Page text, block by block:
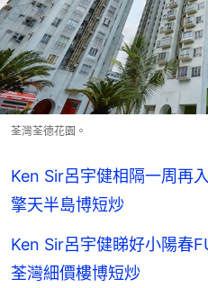
荃灣荃德花園。
Ken Sir呂宇健相隔一周再
擎天半島博短炒
Ken Sir呂宇健睇好小陽春
荃灣細價樓博短炒